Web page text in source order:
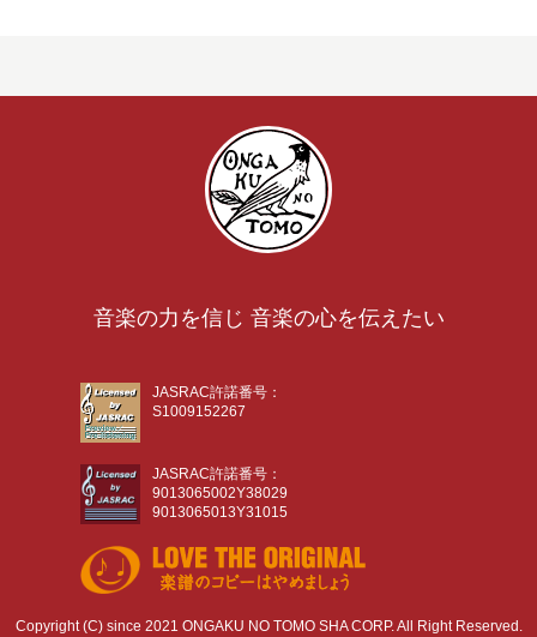
音楽の力を信じ 音楽の心を伝えたい
JASRAC許諾番号：
S1009152267
JASRAC許諾番号：
9013065002Y38029
9013065013Y31015
Copyright (C) since 2021 ONGAKU NO TOMO SHA CORP. All Right Reserved.